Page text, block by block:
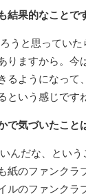
果的なことで
うと思ってい
りますから。今
るようになって
いう感じです
気づいたこと
んだな、とい
紙のファンクラ
ルのファンクラ